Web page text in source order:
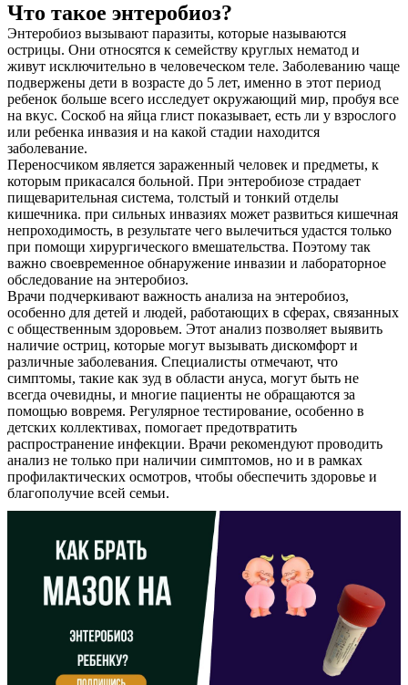
Что такое энтеробиоз?
Энтеробиоз вызывают паразиты, которые называются
острицы. Они относятся к семейству круглых нематод и
живут исключительно в человеческом теле. Заболеванию чаще
подвержены дети в возрасте до 5 лет, именно в этот период
ребенок больше всего исследует окружающий мир, пробуя все
на вкус. Соскоб на яйца глист показывает, есть ли у взрослого
или ребенка инвазия и на какой стадии находится
заболевание.
Переносчиком является зараженный человек и предметы, к
которым прикасался больной. При энтеробиозе страдает
пищеварительная система, толстый и тонкий отделы
кишечника. при сильных инвазиях может развиться кишечная
непроходимость, в результате чего вылечиться удастся только
при помощи хирургического вмешательства. Поэтому так
важно своевременное обнаружение инвазии и лабораторное
обследование на энтеробиоз.
Врачи подчеркивают важность анализа на энтеробиоз,
особенно для детей и людей, работающих в сферах, связанных
с общественным здоровьем. Этот анализ позволяет выявить
наличие остриц, которые могут вызывать дискомфорт и
различные заболевания. Специалисты отмечают, что
симптомы, такие как зуд в области ануса, могут быть не
всегда очевидны, и многие пациенты не обращаются за
помощью вовремя. Регулярное тестирование, особенно в
детских коллективах, помогает предотвратить
распространение инфекции. Врачи рекомендуют проводить
анализ не только при наличии симптомов, но и в рамках
профилактических осмотров, чтобы обеспечить здоровье и
благополучие всей семьи.